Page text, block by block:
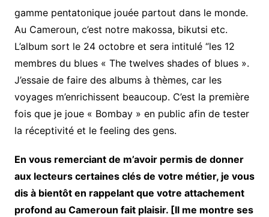
gamme pentatonique jouée partout dans le monde.
Au Cameroun, c’est notre makossa, bikutsi etc.
L’album sort le 24 octobre et sera intitulé “les 12
membres du blues « The twelves shades of blues ».
J’essaie de faire des albums à thèmes, car les
voyages m’enrichissent beaucoup. C’est la première
fois que je joue « Bombay » en public afin de tester
la réceptivité et le feeling des gens.
En vous remerciant de m’avoir permis de donner
aux lecteurs certaines clés de votre métier, je vous
dis à bientôt en rappelant que votre attachement
profond au Cameroun fait plaisir. [Il me montre ses